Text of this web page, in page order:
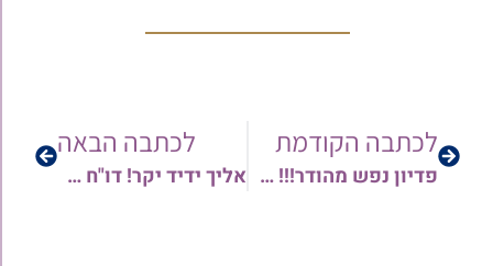
לכתבה הקודמת
פדיון נפש מהודר!!! מחזקים ומחזיקים את הכתר – תורמים ומתברכים בברכתם וקריאתם של גדולי ומאורי העדה שליט"א • כל הפרטים
לכתבה הבאה
אליך ידיד יקר! דו"ח סיקור פעילות שנת ה'תש"פ | המאורות – המרכז הרוחני ליהדות תימן